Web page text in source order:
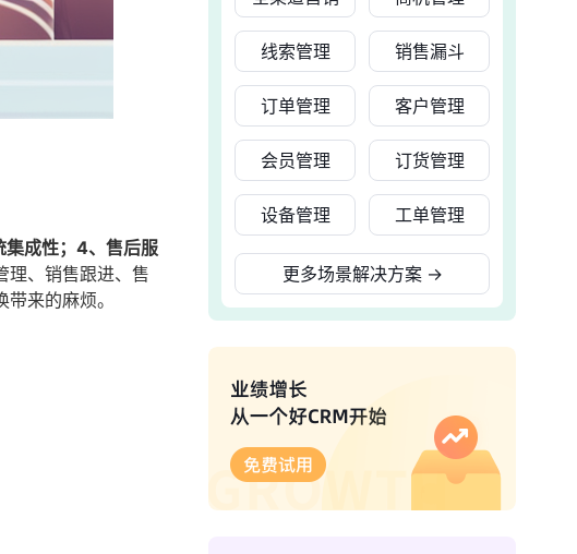
集成性；4、售后服
理、销售跟进、售
来的麻烦。
线索管理 销售漏斗
订单管理 客户管理
会员管理 订货管理
设备管理 工单管理
更多场景解决方案 →